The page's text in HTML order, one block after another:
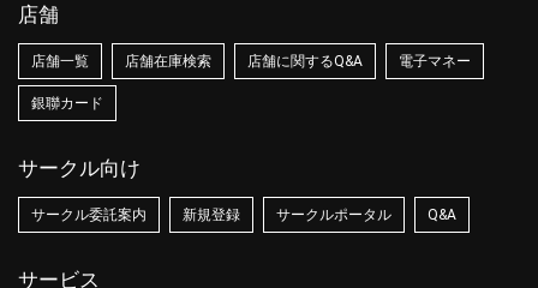
店舗
店舗一覧 店舗在庫検索 店舗に関するQ&A 電子マネー
銀聯カード
サークル向け
サークル委託案内 新規登録 サークルポータル Q&A
サービス